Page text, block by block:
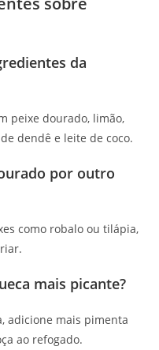
da
peixe dourado, limão,
dendê e leite de coco.
por outro
como robalo ou tilápia,
mais picante?
adicione mais pimenta
ao refogado.